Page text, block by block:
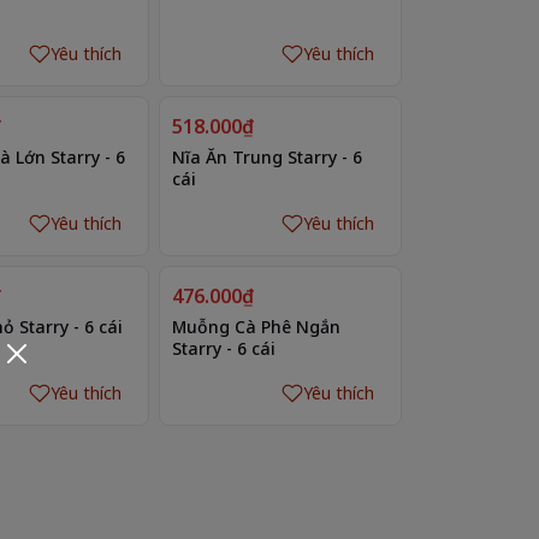
Yêu thích Yêu thích
Lớn Starry - 6
Yêu thích
518.000₫
Nĩa Ăn Trung Starry - 6
cái
Yêu thích
Starry - 6 cái
Yêu thích
476.000₫
Muỗng Cà Phê Ngắn
Starry - 6 cái
Yêu thích